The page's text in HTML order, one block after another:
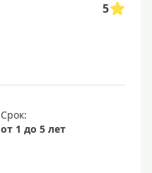
5
Срок:
от 1 до 5 лет